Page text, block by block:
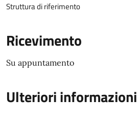
Struttura di riferimento
Ricevimento
Su appuntamento
Ulteriori informazioni